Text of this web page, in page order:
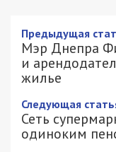
Предыдущая
Мэр Днепра
и
жилье
Следующая
Сеть
одиноким